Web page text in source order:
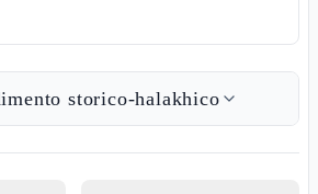
storico-halakhico